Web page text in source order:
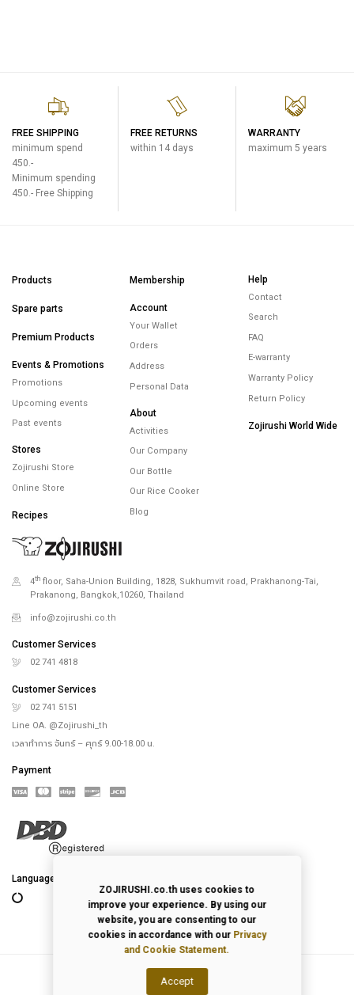
FREE SHIPPING
minimum spend
450.-
Minimum spending
450.- Free Shipping
FREE RETURNS
within 14 days
WARRANTY
maximum 5 years
Products
Spare parts
Premium Products
Events & Promotions
Promotions
Upcoming events
Past events
Stores
Zojirushi Store
Online Store
Recipes
Membership
Account
Your Wallet
Orders
Address
Personal Data
About
Activities
Our Company
Our Bottle
Our Rice Cooker
Blog
Help
Contact
Search
FAQ
E-warranty
Warranty Policy
Return Policy
Zojirushi World Wide
4th floor, Saha-Union Building, 1828, Sukhumvit road, Prakhanong-Tai,
Prakanong, Bangkok,10260, Thailand
info@zojirushi.co.th
Customer Services
02 741 4818
Customer Services
02 741 5151
Line OA. @Zojirushi_th
เวลาทำการ จันทร์ – ศุกร์ 9.00-18.00 น.
Payment
Language
ZOJIRUSHI.co.th uses cookies to
improve your experience. By using our
website, you are consenting to our
cookies in accordance with our Privacy
and Cookie Statement.
Accept